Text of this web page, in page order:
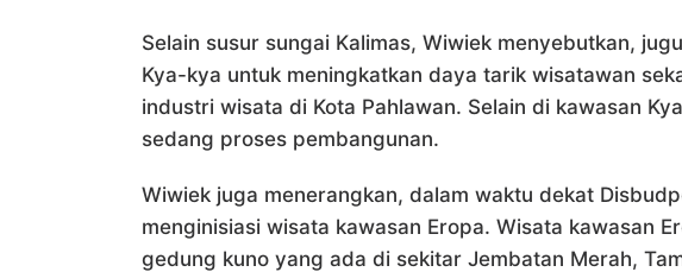
Selain susur sungai Kalimas, Wiwiek menyebutkan,
Kya-kya untuk meningkatkan daya tarik wisatawan
industri wisata di Kota Pahlawan. Selain di kawasan
sedang proses pembangunan.
Wiwiek juga menerangkan, dalam waktu dekat
menginisiasi wisata kawasan Eropa. Wisata kawasan
gedung kuno yang ada di sekitar Jembatan Merah,